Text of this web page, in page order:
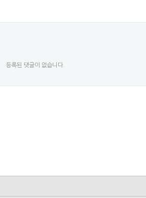
등록된 댓글이 없습니다.